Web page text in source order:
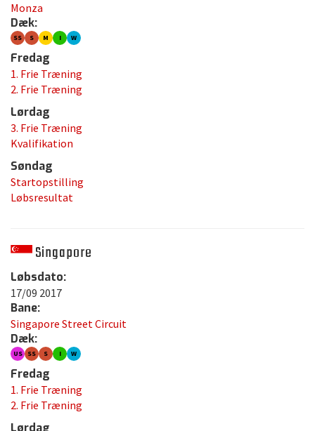
Monza
Dæk:
SS S M I W
Fredag
1. Frie Træning
2. Frie Træning
Lørdag
3. Frie Træning
Kvalifikation
Søndag
Startopstilling
Løbsresultat
Singapore
Løbsdato:
17/09 2017
Bane:
Singapore Street Circuit
Dæk:
US SS S I W
Fredag
1. Frie Træning
2. Frie Træning
Lørdag